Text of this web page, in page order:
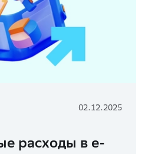
02.12.2025
расходы в e-